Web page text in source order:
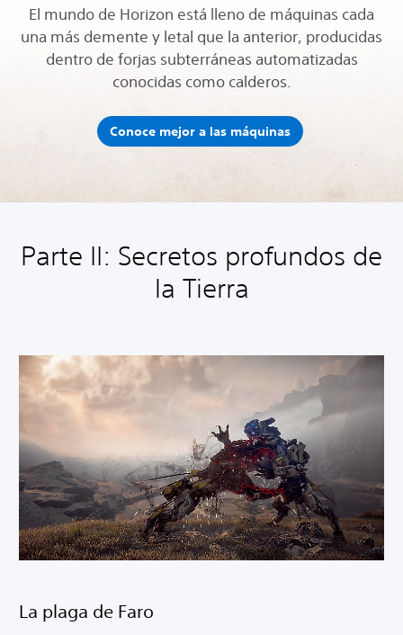
El mundo de Horizon está lleno de máquinas cada
una más demente y letal que la anterior, producidas
dentro de forjas subterráneas automatizadas
conocidas como calderos.
Conoce mejor a las máquinas
Parte II: Secretos profundos de
la Tierra
La plaga de Faro